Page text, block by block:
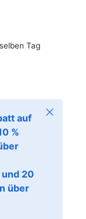
Tag
auf
%
20
über
Schließen